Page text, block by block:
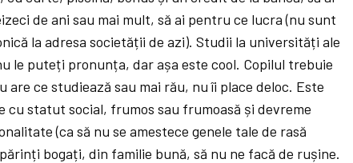
de ani sau mai mult, să ai pentru ce lucra (nu sunt
la adresa societății de azi). Studii la universități ale
le puteți pronunța, dar așa este cool. Copilul trebuie
are ce studiează sau mai rău, nu îi place deloc. Este
cu statut social, frumos sau frumoasă și devreme
(ca să nu se amestece genele tale de rasă
bogați, din familie bună, să nu ne facă de rușine.